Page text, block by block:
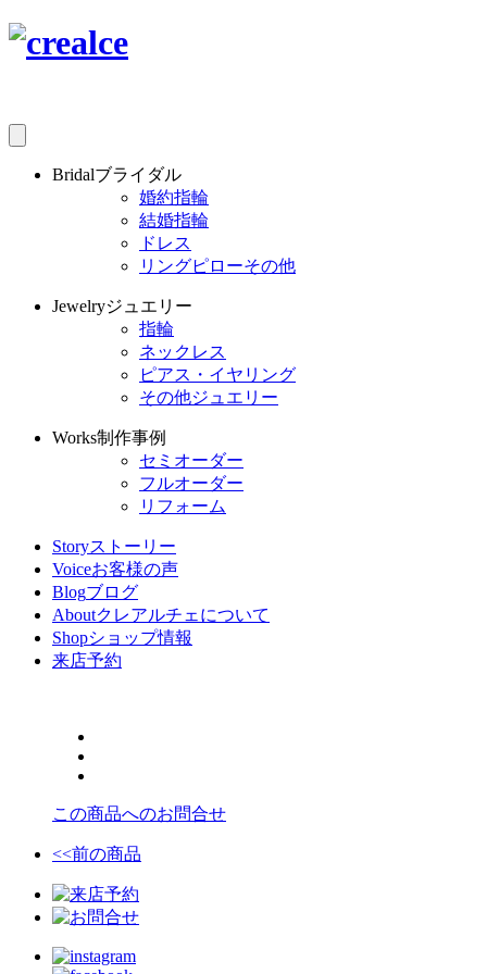
Bridalブライダル
婚約指輪
結婚指輪
ドレス
リングピローその他
Jewelryジュエリー
指輪
ネックレス
ピアス・イヤリング
その他ジュエリー
Works制作事例
セミオーダー
フルオーダー
リフォーム
Storyストーリー
Voiceお客様の声
Blogブログ
Aboutクレアルチェについて
Shopショップ情報
来店予約
この商品へのお問合せ
<<前の商品